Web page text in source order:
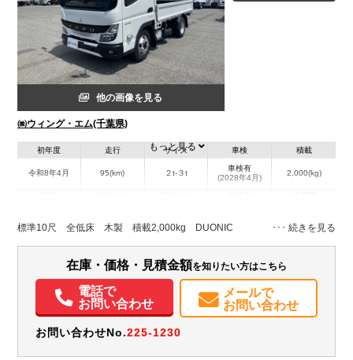
他の画像を見る
㈱ウィング・エム(千葉県)
初年度
令和8年4月
走行
95(km)
サイズ
２t-３t
車検
車検有
(2028年4月)
積載
2,000(kg)
千葉県
W:1,600
H:380
W:1,690
H:1,970
無
装備情報
エアコン パワステ パワーウィンドウ エアバッグ
集中ドアロック
電動格納ミラー
ETC バックモニター
取扱説明書（一部含む）
メンテナンスノート（保証書）
もっと見る
標準10尺 全低床 木製 積載2,000kg DUONIC
在庫・価格・見積金額を知りたい方はこちら
電話で
お問い合わせ
メールで
お問い合わせ
お問い合わせNo.225-1230